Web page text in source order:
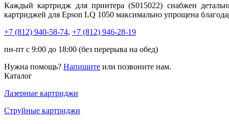
Каждый картридж для принтера (S015022) снабжен
картриджей для Epson LQ 1050 максимально упрощена
+7 (812) 940-58-74, +7 (812) 946-28-19
пн-пт с 9:00 до 18:00 (без перерыва на обед)
Нужна помощь? Напишите или позвоните нам.
Каталог
Лазерные картриджи
Струйные картриджи